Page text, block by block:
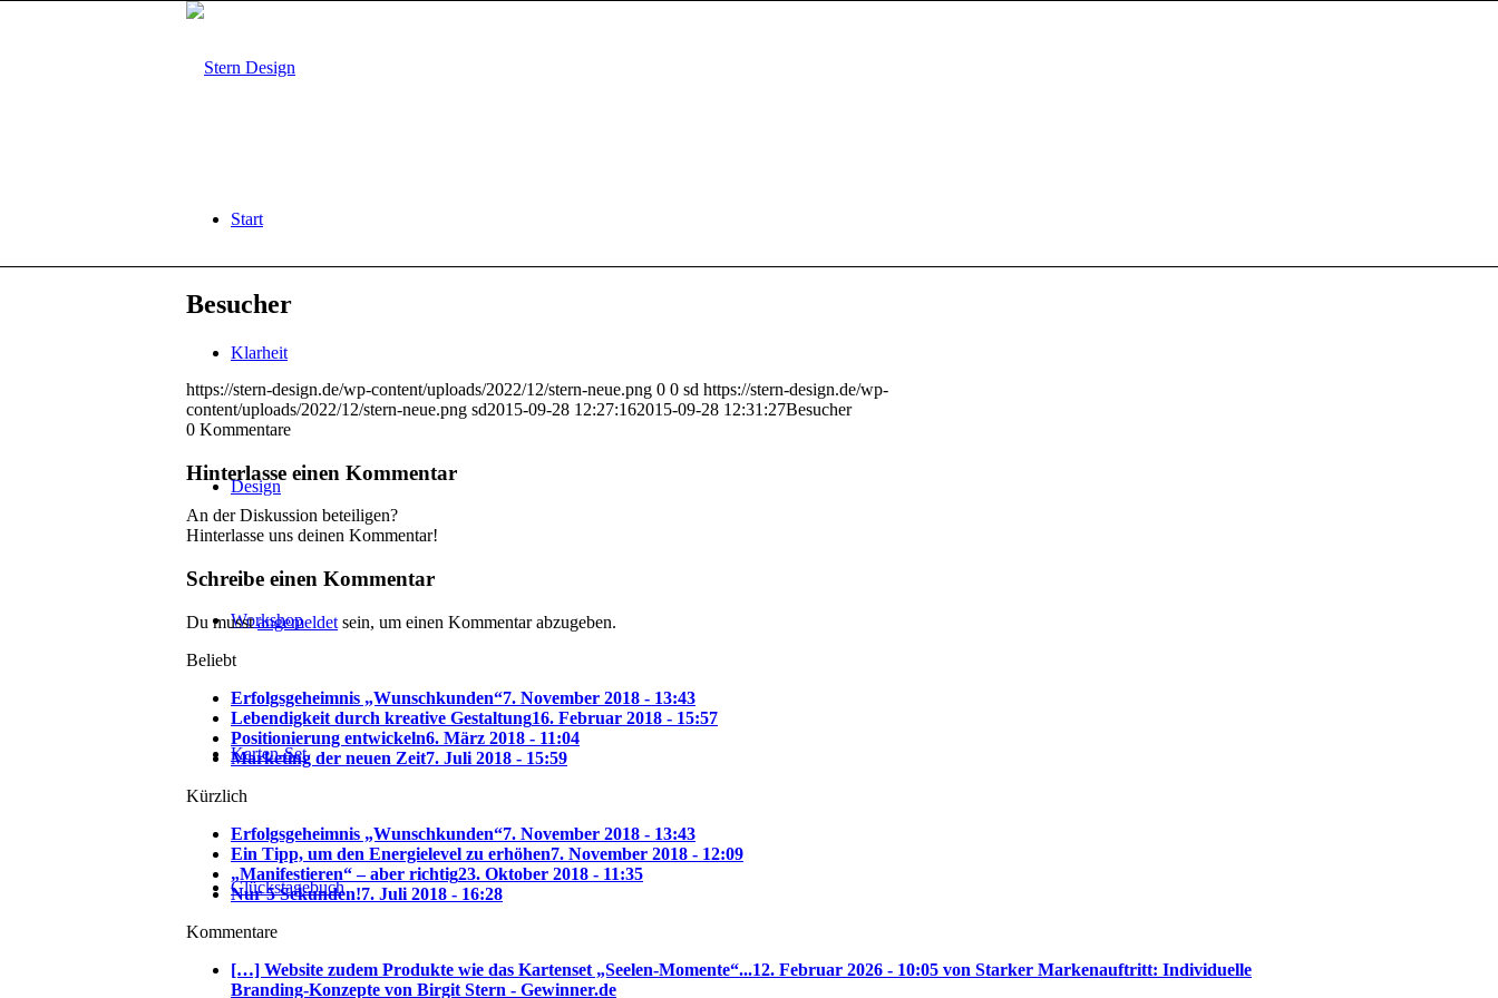
Start
Klarheit
Design
Workshop
Karten-Set
Glückstagebuch
Besucher
https://stern-design.de/wp-content/uploads/2022/12/stern-neue.png 0 0 sd https://stern-design.de/wp-
content/uploads/2022/12/stern-neue.png sd2015-09-28 12:27:162015-09-28 12:31:27Besucher
0 Kommentare
Hinterlasse einen Kommentar
An der Diskussion beteiligen?
Hinterlasse uns deinen Kommentar!
Schreibe einen Kommentar
Du musstangemeldet sein, um einen Kommentar abzugeben.
Beliebt
Erfolgsgeheimnis „Wunschkunden“7. November 2018 - 13:43
Lebendigkeit durch kreative Gestaltung16. Februar 2018 - 15:57
Positionierung entwickeln6. März 2018 - 11:04
Marketing der neuen Zeit7. Juli 2018 - 15:59
Kürzlich
Erfolgsgeheimnis „Wunschkunden“7. November 2018 - 13:43
Ein Tipp, um den Energielevel zu erhöhen7. November 2018 - 12:09
„Manifestieren“ – aber richtig23. Oktober 2018 - 11:35
Nur 5 Sekunden!7. Juli 2018 - 16:28
Kommentare
[…] Website zudem Produkte wie das Kartenset „Seelen-Momente“...12. Februar 2026 - 10:05 von Starker Markenauftritt: Individuelle
Branding-Konzepte von Birgit Stern - Gewinner.de